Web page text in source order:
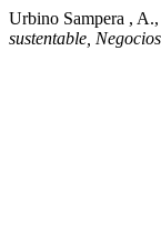
Urbino Sampera ,
sustentable,